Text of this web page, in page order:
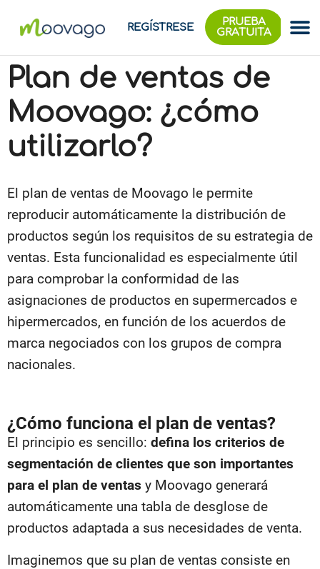
REGÍSTRESE
PRUEBA
GRATUITA
Plan de ventas de
Moovago: ¿cómo
utilizarlo?
El plan de ventas de Moovago le permite
reproducir automáticamente la distribución de
productos según los requisitos de su estrategia de
ventas. Esta funcionalidad es especialmente útil
para comprobar la conformidad de las
asignaciones de productos en supermercados e
hipermercados, en función de los acuerdos de
marca negociados con los grupos de compra
nacionales.
¿Cómo funciona el plan de ventas?
El principio es sencillo: defina los criterios de
segmentación de clientes que son importantes
para el plan de ventas y Moovago generará
automáticamente una tabla de desglose de
productos adaptada a sus necesidades de venta.
Imaginemos que su plan de ventas consiste en